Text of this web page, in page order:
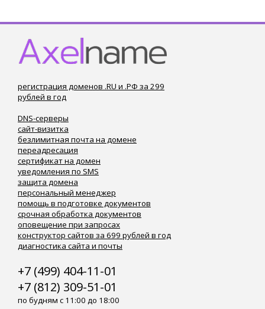
регистрация доменов .RU и .РФ за 299
рублей в год
DNS-серверы
сайт-визитка
безлимитная почта на домене
переадресация
сертификат на домен
уведомления по SMS
защита домена
персональный менеджер
помощь в подготовке документов
срочная обработка документов
оповещение при запросах
конструктор сайтов за 699 рублей в год
диагностика сайта и почты
+7 (499) 404-11-01
+7 (812) 309-51-01
по будням с 11:00 до 18:00